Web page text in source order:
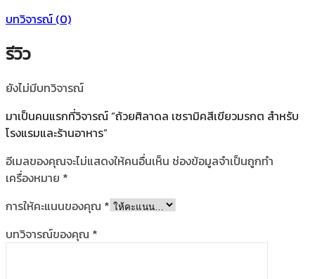
บทวิจารณ์ (0)
รีวิว
ยังไม่มีบทวิจารณ์
มาเป็นคนแรกที่วิจารณ์ “ถ้วยศิลาดล เซรามิคสีเขียวมรกต สำหรับ
โรงแรมและร้านอาหาร”
อีเมลของคุณจะไม่แสดงให้คนอื่นเห็น ช่องข้อมูลจำเป็นถูกทำ
เครื่องหมาย *
การให้คะแนนของคุณ *
บทวิจารณ์ของคุณ *